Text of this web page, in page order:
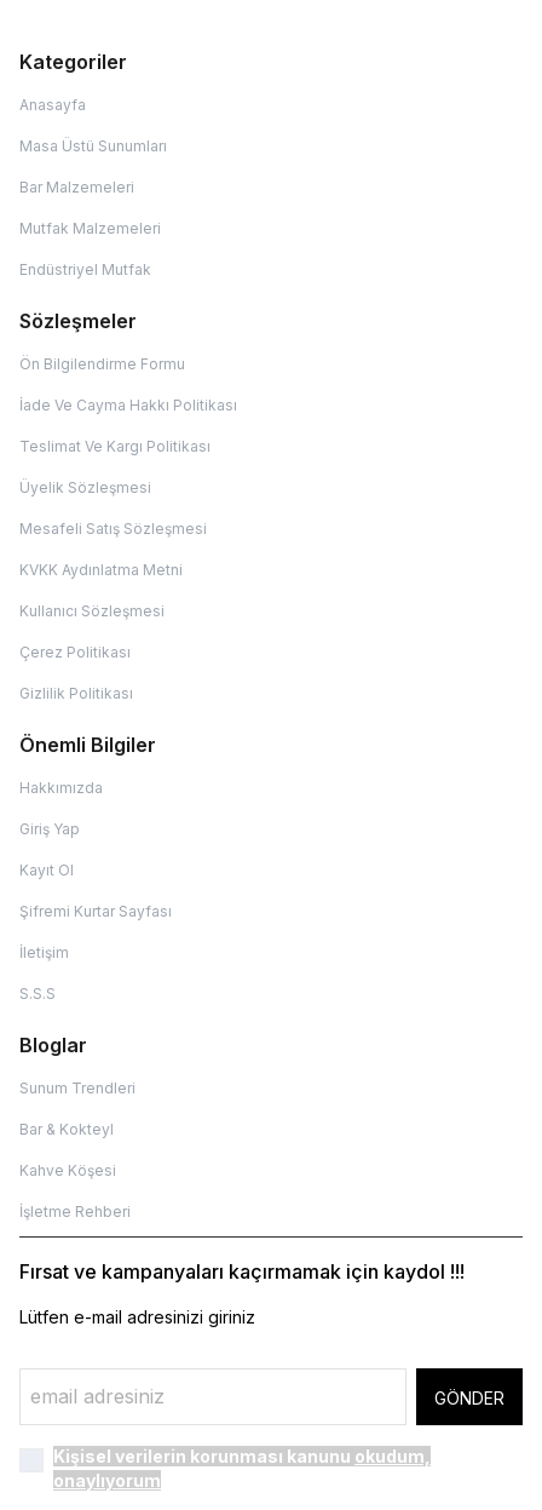
Kategoriler
Anasayfa
Masa Üstü Sunumları
Bar Malzemeleri
Mutfak Malzemeleri
Endüstriyel Mutfak
Sözleşmeler
Ön Bilgilendirme Formu
İade Ve Cayma Hakkı Politikası
Teslimat Ve Kargı Politikası
Üyelik Sözleşmesi
Mesafeli Satış Sözleşmesi
KVKK Aydınlatma Metni
Kullanıcı Sözleşmesi
Çerez Politikası
Gizlilik Politikası
Önemli Bilgiler
Hakkımızda
Giriş Yap
Kayıt Ol
Şifremi Kurtar Sayfası
İletişim
S.S.S
Bloglar
Sunum Trendleri
Bar & Kokteyl
Kahve Köşesi
İşletme Rehberi
Fırsat ve kampanyaları kaçırmamak için kaydol !!!
Lütfen e-mail adresinizi giriniz
GÖNDER
Kişisel verilerin korunması kanunu okudum,
onaylıyorum